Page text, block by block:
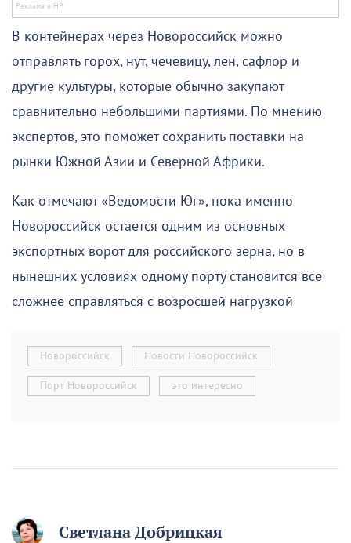
В контейнерах через Новороссийск можно
отправлять горох, нут, чечевицу, лен, сафлор и
другие культуры, которые обычно закупают
сравнительно небольшими партиями. По мнению
экспертов, это поможет сохранить поставки на
рынки Южной Азии и Северной Африки.
Как отмечают «Ведомости Юг», пока именно
Новороссийск остается одним из основных
экспортных ворот для российского зерна, но в
нынешних условиях одному порту становится все
сложнее справляться с возросшей нагрузкой
Новороссийск Новости Новороссийск
Порт Новороссийск это интересно
Светлана Добрицкая